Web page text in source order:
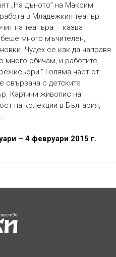
„На дъното” на Максим
в Младежкия театър.
на театъра – казва
много мъчителен,
Чудех се как да направя
много обичам, и работите,
Голяма част от
свързана с детските
Картини живопис на
на колекции в България,
– 4 февруари 2015 г.